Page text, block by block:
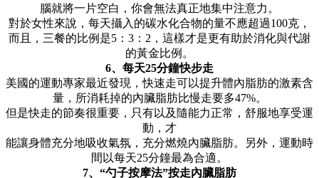
腦就將一片空白，你會無法真正地集中注意力。
對於女性來說，每天攝入的碳水化合物的量不應超過100克，
而且，三餐的比例是5：3：2，這樣才是更有助於消化與代謝
的黃金比例。
6、每天25分鐘快步走
美國的運動專家最近發現，快速走可以提升體內脂肪的激素含
量，所消耗掉的內臟脂肪比慢走要多47%。
但是快走的節奏很重要，只有以及隨能力正常，舒服地享受運
動，才
能讓身體充分地吸收氣氛，充分燃燒內臟脂肪。另外，運動時
間以每天25分鐘最為合適。
7、“勺子按摩法”按走內臟脂肪